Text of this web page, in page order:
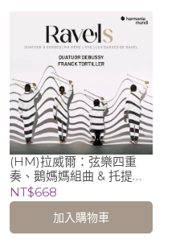
(HM)拉威爾：弦樂四重
奏、鵝媽媽組曲 & 托提
耶：拉威爾之舞 /
Quatuor Debussy、
Franck Tortiller
(vibraphone 顫音琴)
NT$668
加入購物車